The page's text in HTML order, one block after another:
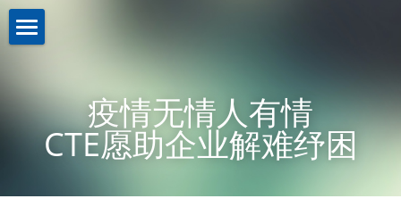
機構簡介
註冊證書
業務介紹Business
策略投資
新聞資訊News
疫情无情人有情
CTE愿助企业解难纾困